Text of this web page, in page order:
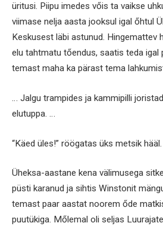
üritusi. Piipu imedes vőis ta vaikse
viimase nelja aasta jooksul igal őhtul
Keskusest läbi astunud. Hingemattev
elu tahtmatu tőendus, saatis teda igal
temast maha ka pärast tema
… Jalgu trampides ja kammipilli
elutuppa. …
“Käed üles!” röögatas üks metsik hääl.
Üheksa-aastane kena välimusega
püsti karanud ja sihtis Winstonit
temast paar aastat noorem őde
puutükiga. Mőlemal oli seljas